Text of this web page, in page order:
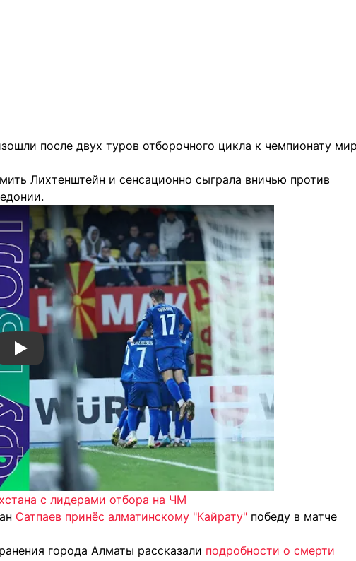
после двух туров отборочного цикла к чемпионату
Лихтенштейн и сенсационно сыграла вничью против
Смотреть видео YouTube
с лидерами отбора на ЧМ
Сатпаев принёс алматинскому "Кайрату" победу в матче
города Алматы рассказали подробности о смерти